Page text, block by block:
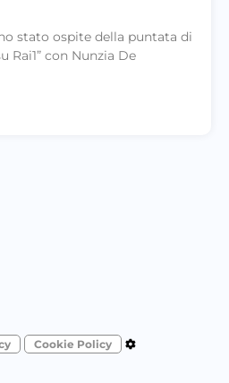
stato ospite della puntata di
Rai1” con Nunzia De
Cookie Policy